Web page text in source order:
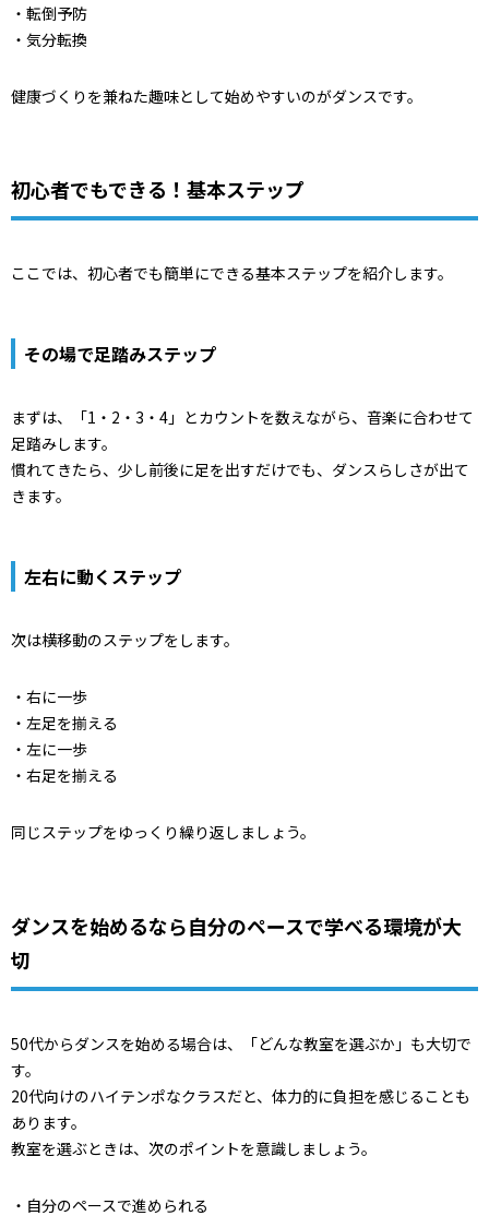
・転倒予防
・気分転換
健康づくりを兼ねた趣味として始めやすいのがダンスです。
初心者でもできる！基本ステップ
ここでは、初心者でも簡単にできる基本ステップを紹介します。
その場で足踏みステップ
まずは、「1・2・3・4」とカウントを数えながら、音楽に合わせて
足踏みします。
慣れてきたら、少し前後に足を出すだけでも、ダンスらしさが出て
きます。
左右に動くステップ
次は横移動のステップをします。
・右に一歩
・左足を揃える
・左に一歩
・右足を揃える
同じステップをゆっくり繰り返しましょう。
ダンスを始めるなら自分のペースで学べる環境が大
切
50代からダンスを始める場合は、「どんな教室を選ぶか」も大切で
す。
20代向けのハイテンポなクラスだと、体力的に負担を感じることも
あります。
教室を選ぶときは、次のポイントを意識しましょう。
・自分のペースで進められる